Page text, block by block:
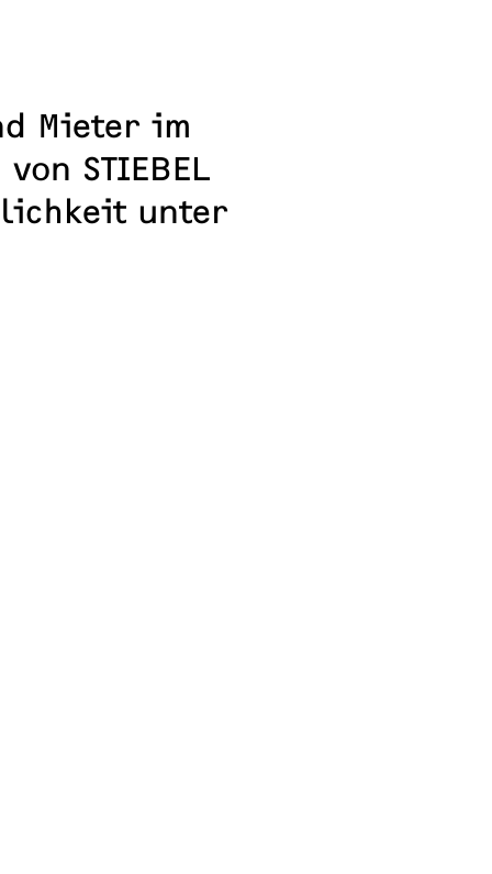
Mieter im
STIEBEL
unter